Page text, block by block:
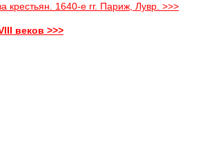
крестьян. 1640-е гг. Париж, Лувр. >>>
веков >>>